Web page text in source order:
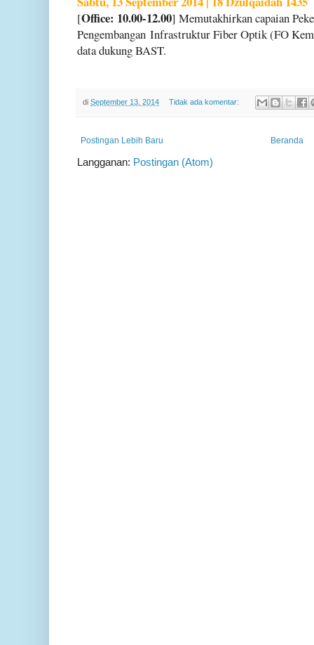
[Office: 10.00-12.00] Memutakhirkan capaian
Pengembangan Infrastruktur Fiber Optik (FO
data dukung BAST.
di September 13, 2014 Tidak ada komentar:
Postingan Lebih Baru Beranda
Langganan: Postingan (Atom)